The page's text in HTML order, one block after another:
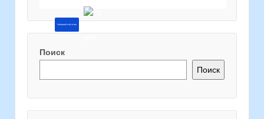
Напишите об этом
Поиск
Поиск